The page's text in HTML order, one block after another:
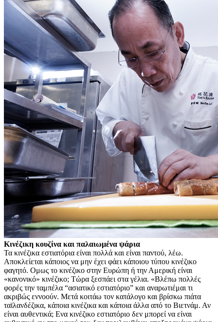
Κινέζικη κουζίνα και παλαιωμένα ψάρια
Τα κινέζικα εστιατόρια είναι πολλά και είναι παντού, λέω.
Αποκλείεται κάποιος να μην έχει φάει κάποιου τύπου κινέζικο
φαγητό. Ομως το κινέζικο στην Ευρώπη ή την Αμερική είναι
«κανονικό» κινέζικο; Τώρα ξεσπάει στα γέλια. «Βλέπω πολλές
φορές την ταμπέλα “ασιατικό εστιατόριο” και αναρωτιέμαι τι
ακριβώς εννοούν. Μετά κοιτάω τον κατάλογο και βρίσκω πιάτα
ταϊλανδέζικα, κάποια κινέζικα και κάποια άλλα από το Βιετνάμ. Αν
είναι αυθεντικά; Ενα κινέζικο εστιατόριο δεν μπορεί να είναι